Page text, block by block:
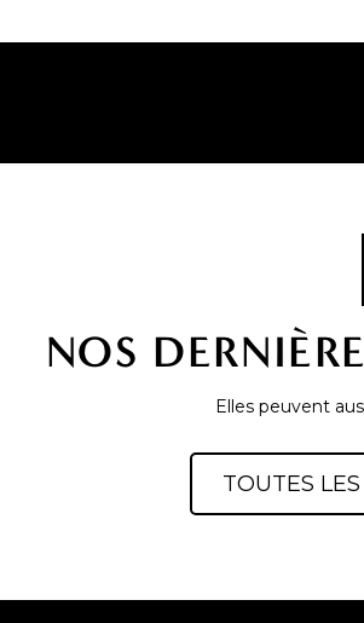
NOS
Elles peuvent
TOUTES